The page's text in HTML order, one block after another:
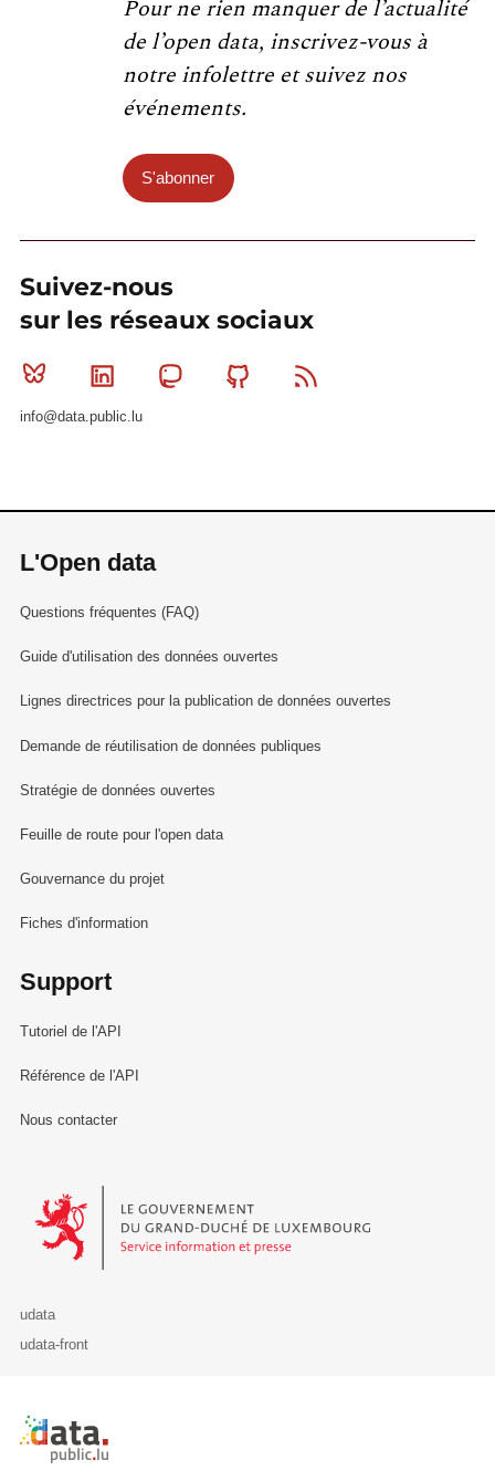
Pour ne rien manquer de l’actualité
de l’open data, inscrivez-vous à
notre infolettre et suivez nos
événements.
S'abonner
Suivez-nous
sur les réseaux sociaux
Bluesky Linkedin MastodonGithub
info@data.public.lu
L'Open data
Questions fréquentes (FAQ)
Guide d'utilisation des données ouvertes
Lignes directrices pour la publication de données ouvertes
Demande de réutilisation de données publiques
Stratégie de données ouvertes
Feuille de route pour l'open data
Gouvernance du projet
Fiches d'information
Support
Tutoriel de l'API
Référence de l'API
Nous contacter
Le Gouvernement du Grand-Duché de Luxembourg - Service
udata
udata-front
Retour à l'accueil de data.public.lu